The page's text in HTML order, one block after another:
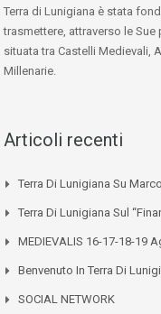
Terra di Lunigiana è stata
trasmettere, attraverso le
situata tra Castelli Medievali,
Millenarie.
Articoli recenti
Terra Di Lunigiana Su
Terra Di Lunigiana Sul
MEDIEVALIS 16-17-18-19
Benvenuto In Terra Di
SOCIAL NETWORK